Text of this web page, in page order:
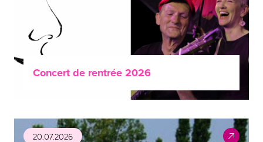
Concert de rentrée 2026
20.07.2026